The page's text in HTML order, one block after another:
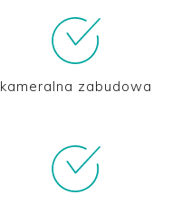
kameralna zabudowa